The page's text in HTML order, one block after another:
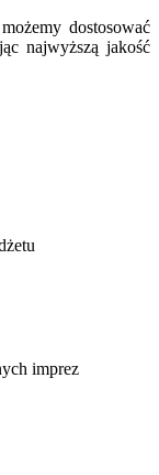
dostosować
najwyższą jakość
imprez